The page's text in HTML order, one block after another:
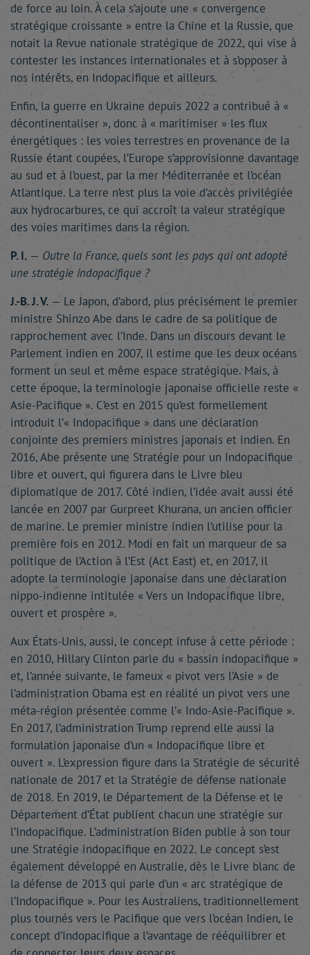
de force au loin. À cela s’ajoute une « convergence
stratégique croissante » entre la Chine et la Russie, que
notait la Revue nationale stratégique de 2022, qui vise à
contester les instances internationales et à s’opposer à
nos intérêts, en Indopacifique et ailleurs.
Enfin, la guerre en Ukraine depuis 2022 a contribué à «
décontinentaliser », donc à « maritimiser » les flux
énergétiques : les voies terrestres en provenance de la
Russie étant coupées, l’Europe s’approvisionne davantage
au sud et à l’ouest, par la mer Méditerranée et l’océan
Atlantique. La terre n’est plus la voie d’accès privilégiée
aux hydrocarbures, ce qui accroît la valeur stratégique
des voies maritimes dans la région.
P. I. — Outre la France, quels sont les pays qui ont adopté
une stratégie indopacifique ?
J.-B. J. V. — Le Japon, d’abord, plus précisément le premier
ministre Shinzo Abe dans le cadre de sa politique de
rapprochement avec l’Inde. Dans un discours devant le
Parlement indien en 2007, il estime que les deux océans
forment un seul et même espace stratégique. Mais, à
cette époque, la terminologie japonaise officielle reste «
Asie-Pacifique ». C’est en 2015 qu’est formellement
introduit l’« Indopacifique » dans une déclaration
conjointe des premiers ministres japonais et indien. En
2016, Abe présente une Stratégie pour un Indopacifique
libre et ouvert, qui figurera dans le Livre bleu
diplomatique de 2017. Côté indien, l’idée avait aussi été
lancée en 2007 par Gurpreet Khurana, un ancien officier
de marine. Le premier ministre indien l’utilise pour la
première fois en 2012. Modi en fait un marqueur de sa
politique de l’Action à l’Est (Act East) et, en 2017, il
adopte la terminologie japonaise dans une déclaration
nippo-indienne intitulée « Vers un Indopacifique libre,
ouvert et prospère ».
Aux États-Unis, aussi, le concept infuse à cette période :
en 2010, Hillary Clinton parle du « bassin indopacifique »
et, l’année suivante, le fameux « pivot vers l’Asie » de
l’administration Obama est en réalité un pivot vers une
méta-région présentée comme l’« Indo-Asie-Pacifique ».
En 2017, l’administration Trump reprend elle aussi la
formulation japonaise d’un « Indopacifique libre et
ouvert ». L’expression figure dans la Stratégie de sécurité
nationale de 2017 et la Stratégie de défense nationale
de 2018. En 2019, le Département de la Défense et le
Département d’État publient chacun une stratégie sur
l’Indopacifique. L’administration Biden publie à son tour
une Stratégie indopacifique en 2022. Le concept s’est
également développé en Australie, dès le Livre blanc de
la défense de 2013 qui parle d’un « arc stratégique de
l’Indopacifique ». Pour les Australiens, traditionnellement
plus tournés vers le Pacifique que vers l’océan Indien, le
concept d’Indopacifique a l’avantage de rééquilibrer et